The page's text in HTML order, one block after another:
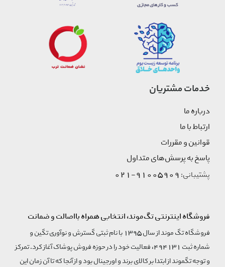
خدمات مشتریان
درباره ما
ارتباط با ما
قوانین و مقررات
پاسخ به پرسش‌های متداول
پشتیبانی:91005909-021
فروشگاه اینترنتی تگ‌موند، انتخابی همراه بااصالت و ضمانت
فروشگاه تگ موند از سال 1395 با نام ثبتی گسترش و نوآوری تگین و
شماره ثبت 494131، فعالیت خود را در حوزه فروش پوشاک آغاز کرد. تمرکز
و توجه تگموند از ابتدا بر کالای برند و اورجینال بود و از آنجا که تا آن زمان این